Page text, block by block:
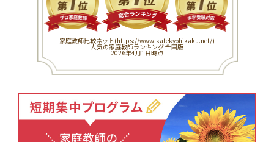
家庭教師比較ネット(https://www.katekyohikaku.net/)
人気の家庭教師ランキング 全国版
2026年4月1日時点